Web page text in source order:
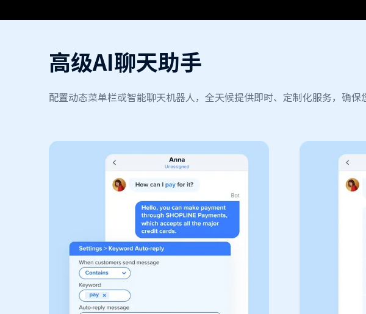
高级AI聊天助手
配置动态菜单栏或智能聊天机器人，全天候提供即时、定制化服务，确保